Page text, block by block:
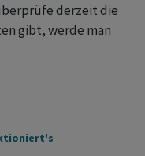
derzeit die
gibt, werde man